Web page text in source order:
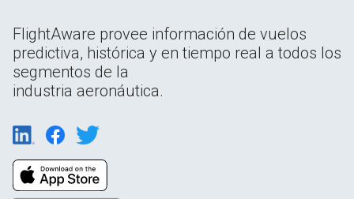
FlightAware provee información de vuelos
predictiva, histórica y en tiempo real a todos los
segmentos de la
industria aeronáutica.